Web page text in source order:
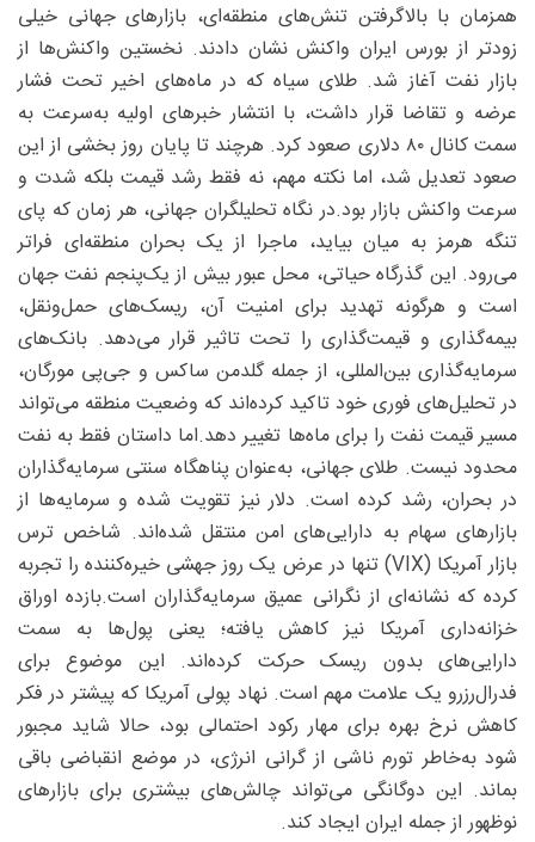
همزمان با بالاگرفتن تنش‌های منطقه‌ای، بازارهای جهانی خیلی
زودتر از بورس ایران واکنش نشان دادند. نخستین واکنش‌ها از
بازار نفت آغاز شد. طلای سیاه که در ماه‌های اخیر تحت فشار
عرضه و تقاضا قرار داشت، با انتشار خبرهای اولیه به‌سرعت به
سمت کانال ۸۰ دلاری صعود کرد. هرچند تا پایان روز بخشی از این
صعود تعدیل شد، اما نکته مهم، نه فقط رشد قیمت بلکه شدت و
سرعت واکنش بازار بود.در نگاه تحلیلگران جهانی، هر زمان که پای
تنگه هرمز به میان بیاید، ماجرا از یک بحران منطقه‌ای فراتر
می‌رود. این گذرگاه حیاتی، محل عبور بیش از یک‌پنجم نفت جهان
است و هرگونه تهدید برای امنیت آن، ریسک‌های حمل‌ونقل،
بیمه‌گذاری و قیمت‌گذاری را تحت تاثیر قرار می‌دهد. بانک‌های
سرمایه‌گذاری بین‌المللی، از جمله گلدمن ساکس و جی‌پی مورگان،
در تحلیل‌های فوری خود تاکید کرده‌اند که وضعیت منطقه می‌تواند
مسیر قیمت نفت را برای ماه‌ها تغییر دهد.اما داستان فقط به نفت
محدود نیست. طلای جهانی، به‌عنوان پناهگاه سنتی سرمایه‌گذاران
در بحران، رشد کرده است. دلار نیز تقویت شده و سرمایه‌ها از
بازارهای سهام به دارایی‌های امن منتقل شده‌اند. شاخص ترس
بازار آمریکا (VIX) تنها در عرض یک روز جهشی خیره‌کننده را تجربه
کرده که نشانه‌ای از نگرانی عمیق سرمایه‌گذاران است.بازده اوراق
خزانه‌داری آمریکا نیز کاهش یافته؛ یعنی پول‌ها به سمت
دارایی‌های بدون ریسک حرکت کرده‌اند. این موضوع برای
فدرال‌رزرو یک علامت مهم است. نهاد پولی آمریکا که پیشتر در فکر
کاهش نرخ بهره برای مهار رکود احتمالی بود، حالا شاید مجبور
شود به‌خاطر تورم ناشی از گرانی انرژی، در موضع انقباضی باقی
بماند. این دوگانگی می‌تواند چالش‌های بیشتری برای بازارهای
نوظهور از جمله ایران ایجاد کند.